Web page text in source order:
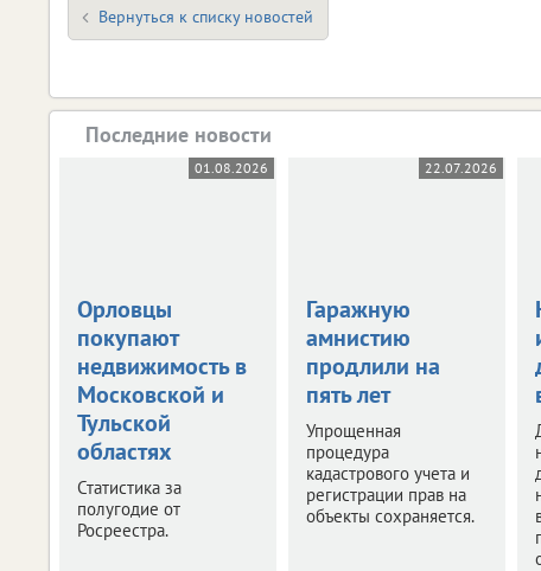
Вернуться к списку новостей
Последние новости
01.08.2026
Орловцы
покупают
недвижимость в
Московской и
Тульской
областях
Статистика за
полугодие от
Росреестра.
22.07.2026
Гаражную
амнистию
продлили на
пять лет
Упрощенная
процедура
кадастрового учета и
регистрации прав на
объекты сохраняется.